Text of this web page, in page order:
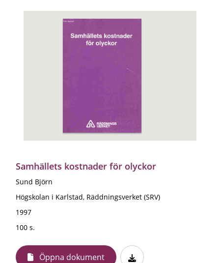
Samhällets kostnader för olyckor
Sund Björn
Högskolan i Karlstad, Räddningsverket (SRV)
1997
100 s.
Öppna dokument